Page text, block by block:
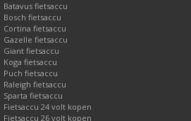
Batavus fietsaccu
Bosch fietsaccu
Cortina fietsaccu
Gazelle fietsaccu
Giant fietsaccu
Koga fietsaccu
Puch fietsaccu
Raleigh fietsaccu
Sparta fietsaccu
Fietsaccu 24 volt kopen
Fietsaccu 26 volt kopen